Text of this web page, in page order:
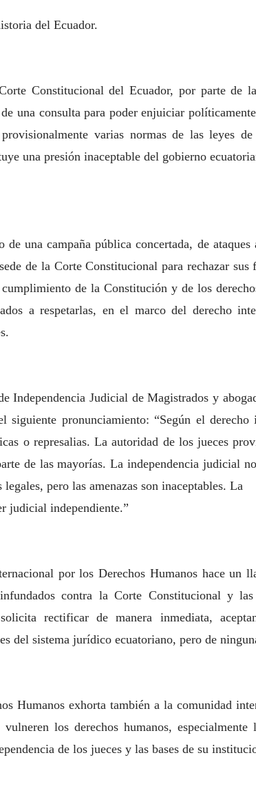
del Ecuador.
Constitucional del Ecuador, por parte de
una consulta para poder enjuiciar
provisionalmentevarias normas de las leyes
una presión inaceptable del gobierno
una campaña pública concertada, de ataques
de la Corte Constitucional para rechazar
cumplimiento de laConstitución y de los
a respetarlas, en el marco del derecho
Independencia Judicial de Magistrados y
siguiente pronunciamiento: “Según el
o represalias. La autoridad de los jueces
de las mayorías. La independencia judicial
pero las amenazas son inaceptables. La
judicial independiente.”
por los Derechos Humanos hace un
infundados contra la Corte Constitucional y
rectificar de manera inmediata,
del sistema jurídico ecuatoriano, pero de
Humanos exhorta también a la comunidad
vulneren los derechos humanos,
de los jueces y las bases de su